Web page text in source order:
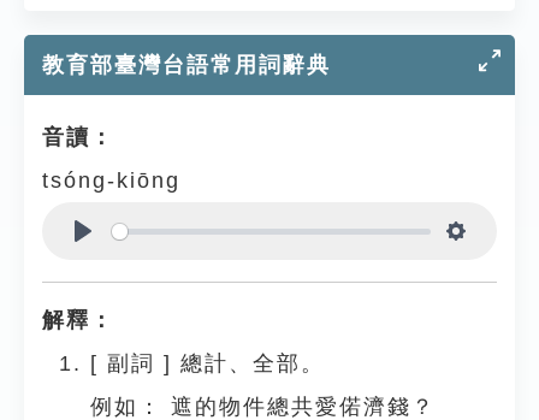
教育部臺灣台語常用詞辭典
音讀：
tsóng-kiōng
解釋：
[ 副詞 ] 總計、全部。
例如：
遮的物件總共愛偌濟錢？